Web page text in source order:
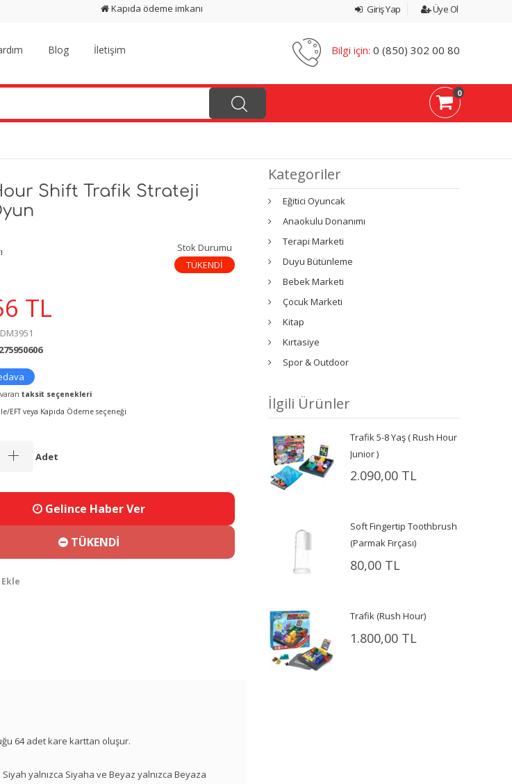
Kapıda ödeme imkanı Giriş Yap Üye Ol
Blog İletişim Bilgi için: 0 (850) 302 00 80
0
Shift Trafik Strateji
Stok Durumu
TÜKENDİ
TL
DM3951
taksit seçenekleri
EFT veya Kapıda Ödeme seçeneği
Adet
Gelince Haber Ver
TÜKENDİ
64 adet kare karttan oluşur.
yalnızca Siyaha ve Beyaz yalnızca Beyaza
Kategoriler
Eğitici Oyuncak
Anaokulu Donanımı
Terapi Marketi
Duyu Bütünleme
Bebek Marketi
Çocuk Marketi
Kitap
Kırtasiye
Spor & Outdoor
İlgili Ürünler
Trafik 5-8 Yaş ( Rush Hour
Junior )
2.090,00 TL
Soft Fingertip Toothbrush
(Parmak Fırçası)
80,00 TL
Trafik (Rush Hour)
1.800,00 TL